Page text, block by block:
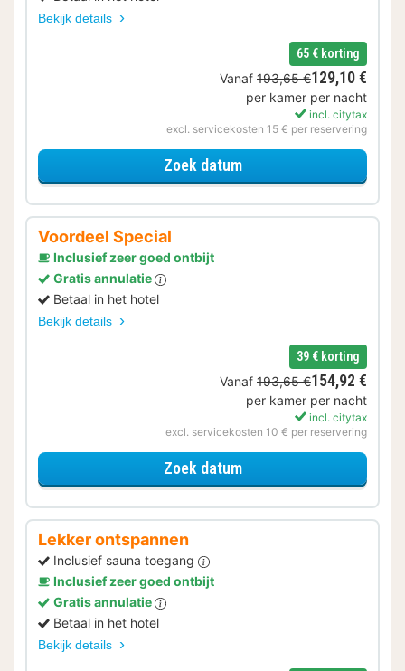
Bekijk details
65 € korting
Vanaf 193,65 €129,10 €
per kamer per nacht
incl. citytax
excl. servicekosten 15 € per reservering
Zoek datumvoor 2+1 Special
Voordeel Special
Inclusief zeer goed ontbijt
Gratis annulatie
Betaal in het hotel
Bekijk details
39 € korting
Vanaf 193,65 €154,92 €
per kamer per nacht
incl. citytax
excl. servicekosten 10 € per reservering
Zoek datumvoor Voordeel Special
Lekker ontspannen
Inclusief sauna toegang
Inclusief zeer goed ontbijt
Gratis annulatie
Betaal in het hotel
Bekijk details